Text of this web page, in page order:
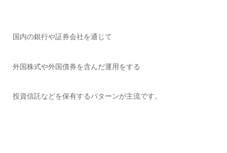
国内の銀行や証券会社を通じて
外国株式や外国債券を含んだ運用をする
投資信託などを保有するパターンが主流です。